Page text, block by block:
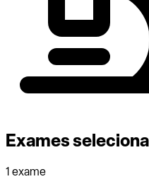
Exames
1 exame